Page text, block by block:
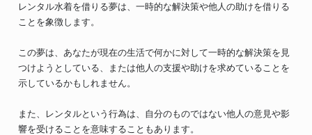
レンタル水着を借りる夢は、一時的な解決策や他人の助けを借りる
ことを象徴します。
この夢は、あなたが現在の生活で何かに対して一時的な解決策を見
つけようとしている、または他人の支援や助けを求めていることを
示しているかもしれません。
また、レンタルという行為は、自分のものではない他人の意見や影
響を受けることを意味することもあります。